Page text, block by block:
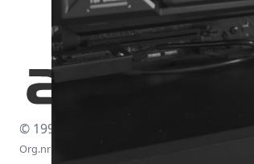
© 1997-2026
Org.nr: 556438-4260